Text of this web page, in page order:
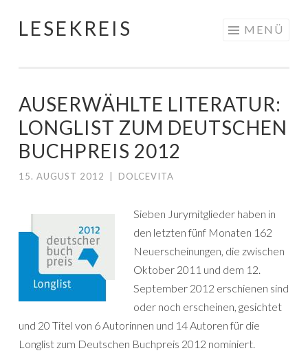
Springe
LESEKREIS MENÜ
AUSERWÄHLTE LITERATUR:
LONGLIST ZUM DEUTSCHEN
BUCHPREIS 2012
15. AUGUST 2012 DOLCEVITA
Sieben Jurymitglieder haben in
den letzten fünf Monaten 162
Neuerscheinungen, die zwischen
Oktober 2011 und dem 12.
September 2012 erschienen sind
oder noch erscheinen, gesichtet
und 20 Titel von 6 Autorinnen und 14 Autoren für die
Longlist zum Deutschen Buchpreis 2012 nominiert.